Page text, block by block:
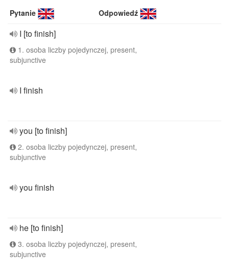
Pytanie Odpowiedź
I [to finish]
1. osoba liczby pojedynczej, present,
subjunctive
I finish
you [to finish]
2. osoba liczby pojedynczej, present,
subjunctive
you finish
he [to finish]
3. osoba liczby pojedynczej, present,
subjunctive